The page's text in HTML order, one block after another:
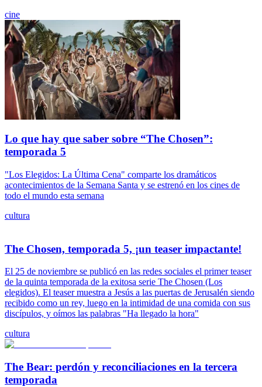
cine
Lo que hay que saber sobre “The Chosen”:
temporada 5
"Los Elegidos: La Última Cena" comparte los dramáticos
acontecimientos de la Semana Santa y se estrenó en los cines de
todo el mundo esta semana
cultura
The Chosen, temporada 5, ¡un teaser impactante!
El 25 de noviembre se publicó en las redes sociales el primer teaser
de la quinta temporada de la exitosa serie The Chosen (Los
elegidos). El teaser muestra a Jesús a las puertas de Jerusalén siendo
recibido como un rey, luego en la intimidad de una comida con sus
discípulos, y oímos las palabras "Ha llegado la hora"
cultura
The Bear: perdón y reconciliaciones en la tercera
temporada